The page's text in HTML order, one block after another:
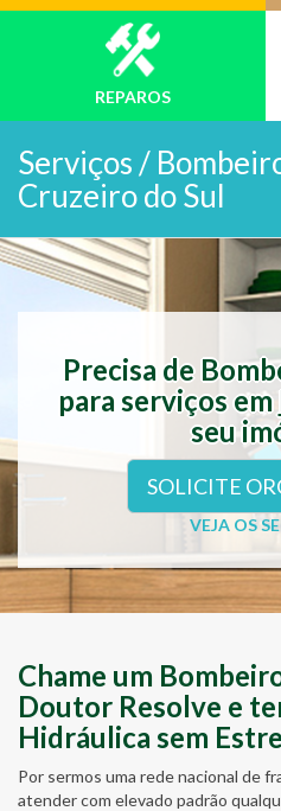
REPAROS
Serviços /
Cruzeiro do Sul
Precisa de
para serviços em
seu
SOLICITE
VEJA OS
Chame um
Doutor Resolve e
Hidráulica sem
Por sermos uma rede nacional de
atender com elevado padrão